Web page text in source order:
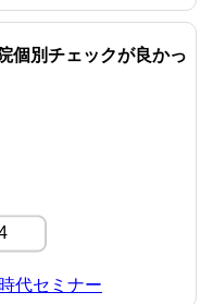
個別チェックが良かっ
代セミナー